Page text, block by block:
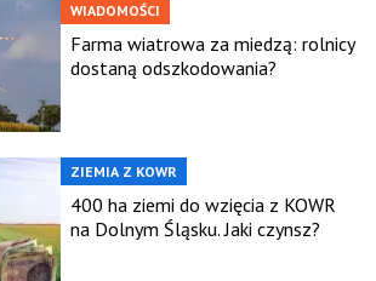
WIADOMOŚCI
Farma wiatrowa za miedzą: rolnicy
dostaną odszkodowania?
ZIEMIA Z KOWR
400 ha ziemi do wzięcia z KOWR
na Dolnym Śląsku. Jaki czynsz?